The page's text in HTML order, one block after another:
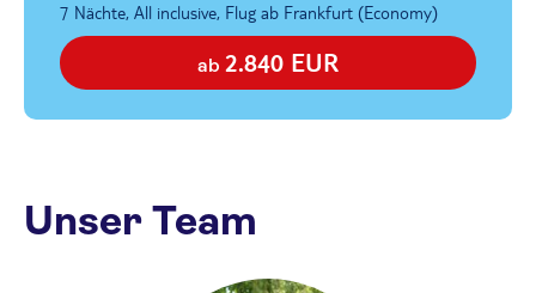
7 Nächte, All inclusive, Flug ab Frankfurt (Economy)
ab 2.840 EUR
Unser Team